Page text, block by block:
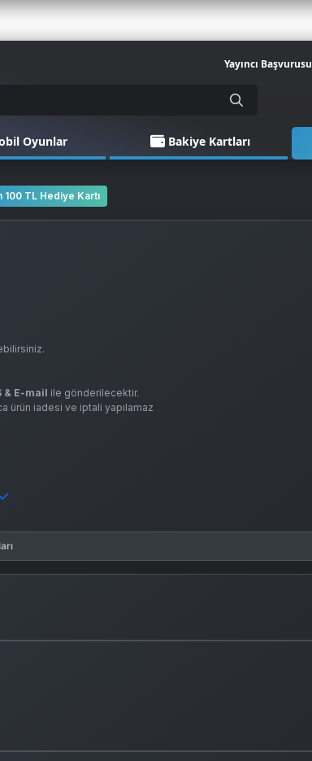
Yayıncı Başvurusu
Oyunlar Bakiye Kartları
100 TL Hediye Kartı
& E-mail ile gönderilecektir.
ürün iadesi ve iptali yapılamaz